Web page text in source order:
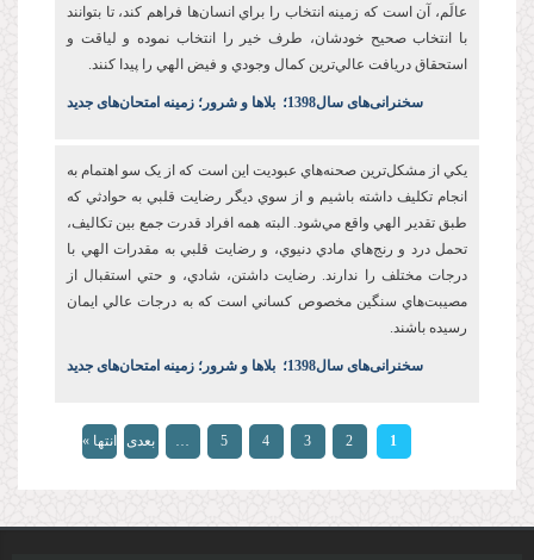
عالَم، آن است که زمينه انتخاب را براي انسان‌ها فراهم کند، تا بتوانند
با انتخاب صحيح خودشان، طرف خير را انتخاب نموده و لياقت و
استحقاق دريافت عالي‌ترين کمال وجودي و فيض الهي را پيدا کنند.
سخنرانی‌های سال1398 ؛ بلاها و شرور؛ زمینه امتحان‌های جدید
يکي از مشکل‌ترين صحنه‌هاي عبوديت این است که از يک سو اهتمام به
انجام تکليف داشته باشيم و از سوي ديگر رضايت قلبي به حوادثي که
طبق تقدير الهي واقع مي‌شود. البته همه افراد قدرت جمع بين تکاليف،
تحمل درد و رنج‌هاي مادي دنيوي، و رضايت قلبي به مقدرات الهي با
درجات مختلف را ندارند. رضايت‌ داشتن، شادي، و حتي استقبال از
مصيبت‌هاي سنگين مخصوص کساني است که به درجات عالي ايمان
رسيده باشند.
سخنرانی‌های سال1398 ؛ بلاها و شرور؛ زمینه امتحان‌های جدید
صفحه‌ها1
2
3
4
5
… بعدی انتها »